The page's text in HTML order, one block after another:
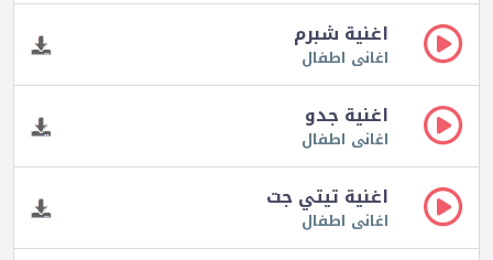
اغنية شبرم
اغانى اطفال
اغنية جدو
اغانى اطفال
اغنية تيتي جت
اغانى اطفال